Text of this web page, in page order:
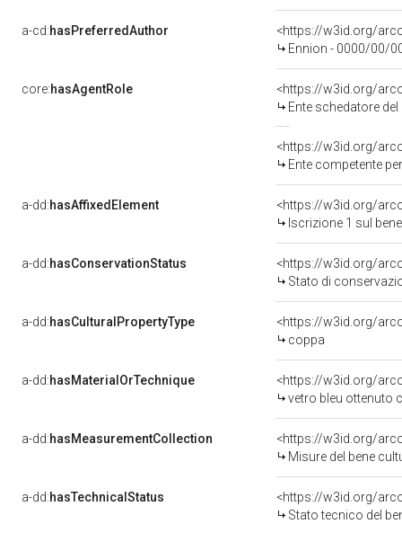
a-cd:hasPreferredAuthor
<https://w3id.org/
Ennion - 0000/00/
core:hasAgentRole
<https://w3id.org/
Ente schedatore
<https://w3id.org/
Ente competente
a-dd:hasAffixedElement
<https://w3id.org/
Iscrizione 1 sul
a-dd:hasConservationStatus
<https://w3id.org/
Stato di
a-dd:hasCulturalPropertyType
<https://w3id.org/
coppa
a-dd:hasMaterialOrTechnique
vetro bleu ottenuto
a-dd:hasMeasurementCollection
<https://w3id.org/
Misure del bene
a-dd:hasTechnicalStatus
<https://w3id.org/
Stato tecnico del